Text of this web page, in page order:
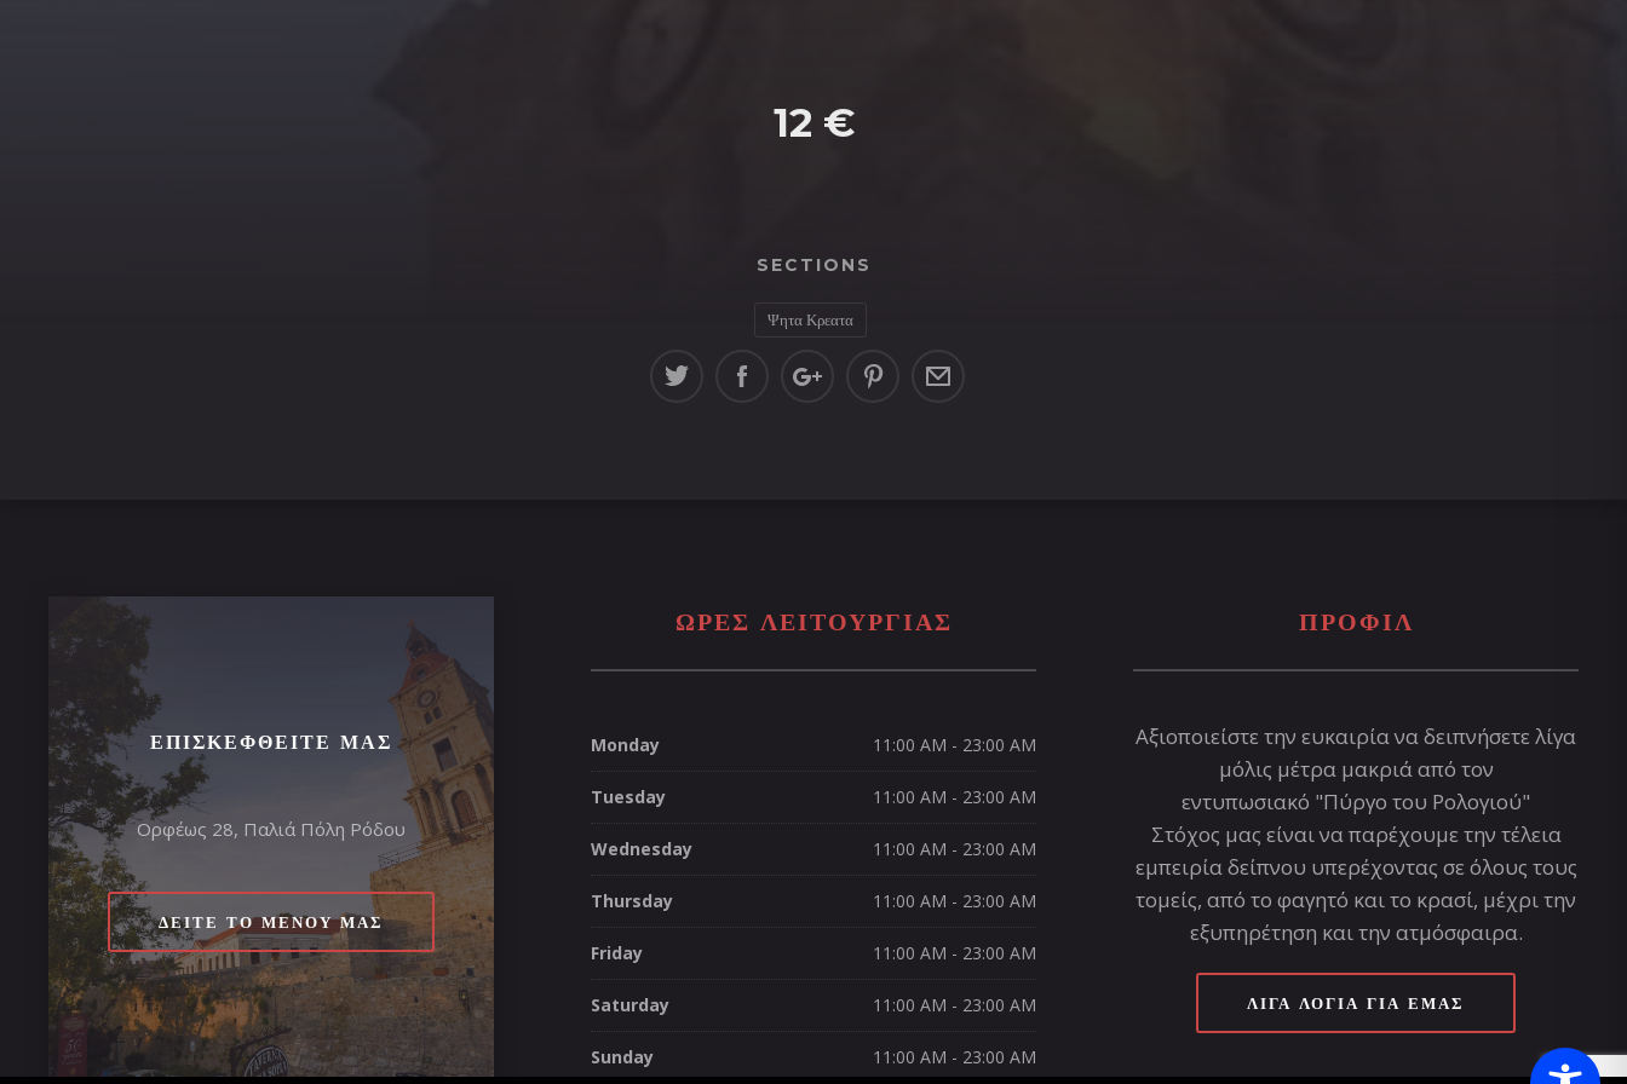
12 €
SECTIONS
Ψητα Κρεατα
ΕΠΙΣΚΕΦΘΕΊΤΕ ΜΑΣ
Ορφέως 28, Παλιά Πόλη Ρόδου
ΔΕΊΤΕ ΤΟ ΜΕΝΟΎ ΜΑΣ
ΩΡΕΣ ΛΕΙΤΟΥΡΓΊΑΣ
Monday 11:00 AM - 23:00 AM
Tuesday 11:00 AM - 23:00 AM
Wednesday 11:00 AM - 23:00 AM
Thursday 11:00 AM - 23:00 AM
Friday 11:00 AM - 23:00 AM
Saturday 11:00 AM - 23:00 AM
Sunday 11:00 AM - 23:00 AM
ΠΡΟΦΊΛ
Αξιοποιείστε την ευκαιρία να δειπνήσετε λίγα
μόλις μέτρα μακριά από τον
εντυπωσιακό "Πύργο του Ρολογιού"
Στόχος μας είναι να παρέχουμε την τέλεια
εμπειρία δείπνου υπερέχοντας σε όλους τους
τομείς, από το φαγητό και το κρασί, μέχρι την
εξυπηρέτηση και την ατμόσφαιρα.
ΛΊΓΑ ΛΌΓΙΑ ΓΙΑ ΕΜΆΣ